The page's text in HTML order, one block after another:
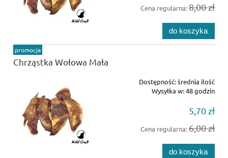
Cena regularna:8,00 zł
do koszyka
Chrząstka Wołowa Mała
Dostępność:średnia ilość
Wysyłka w:48 godzin
5,70 zł
Cena regularna:6,00 zł
do koszyka
promocja